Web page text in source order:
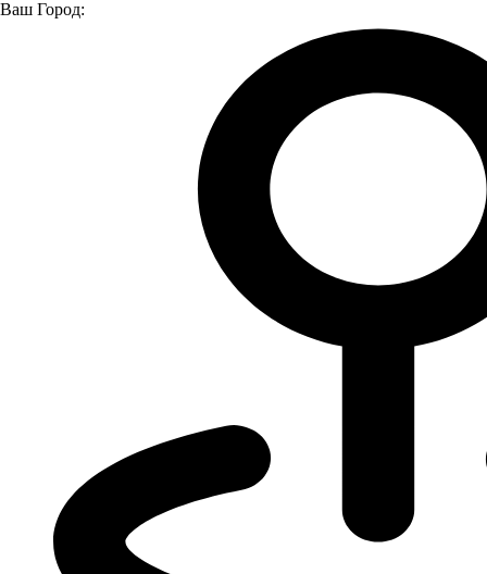
Ваш Город:
Главная страница
СОТРУДНИК КОМПАНИИ «ЛУИДОР» СТАЛ
БРОНЗОВЫМ ПРИЗЁРОМ ЧЕМПИОНАТА ПО ДРАГ
СОТРУДНИК КОМПАНИИ
«ЛУИДОР» СТАЛ БРОНЗОВЫМ
ПРИЗЁРОМ ЧЕМПИОНАТА ПО
ДРАГ РЕЙСИНГУ
Пилот команды DRC (Drag Racing Community NN) из
Нижнего Новгорода Тихон Шаклеин, работающий в
сильнейших гонщиков со всей России.